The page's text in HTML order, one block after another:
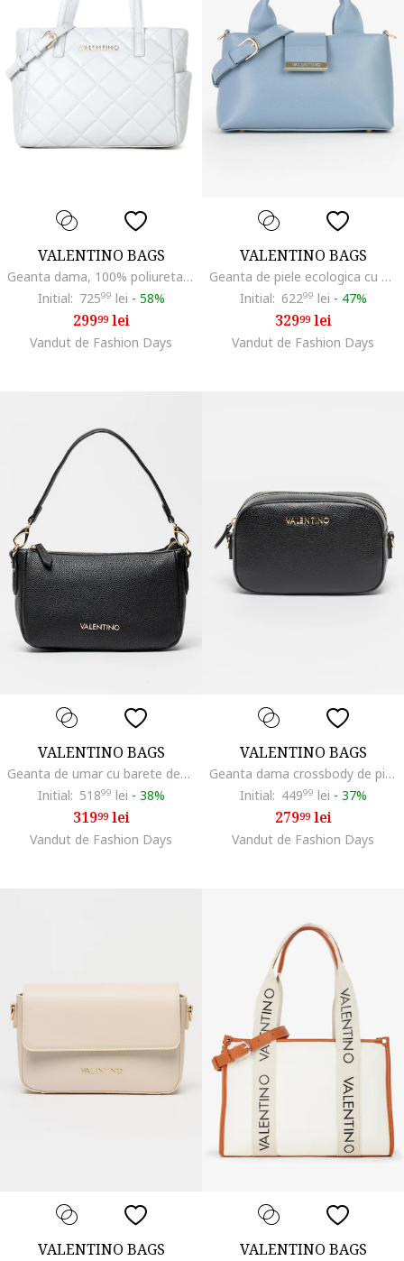
VALENTINO BAGS
Geanta dama, 100% poliuretan, UNI, VBS3KK36ROCARINA, Alb, 22 x 28 x 14 CM
Initial: 72599 lei - 58%
29999lei
Vandut de Fashion Days
VALENTINO BAGS
Geanta de piele ecologica cu maner si bareta aditionala, Albastru deschis
Initial: 62299 lei - 47%
32999lei
Vandut de Fashion Days
VALENTINO BAGS
Geanta de umar cu barete detasabile Brixton, Negru
Initial: 51899 lei - 38%
31999lei
Vandut de Fashion Days
VALENTINO BAGS
Geanta dama crossbody de piele ecologica Special Martu, Negru, 14X21X7
Initial: 44999 lei - 37%
27999lei
Vandut de Fashion Days
VALENTINO BAGS VALENTINO BAGS